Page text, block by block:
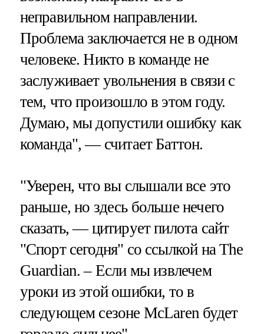
неправильном направлении.
Проблема заключается не в одном
человеке. Никто в команде не
заслуживает увольнения в связи с
тем, что произошло в этом году.
Думаю, мы допустили ошибку как
команда", — считает Баттон.
"Уверен, что вы слышали все это
раньше, но здесь больше нечего
сказать, — цитирует пилота сайт
"Спорт сегодня" со ссылкой на The
Guardian. – Если мы извлечем
уроки из этой ошибки, то в
следующем сезоне McLaren будет